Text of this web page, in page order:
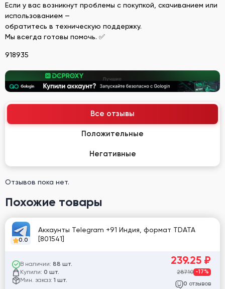
Если у вас возникнут проблемы с покупкой, скачиванием или
использованием —
обратитесь в техническую поддержку.
Мы всегда готовы помочь. ✅
918935
Все отзывы
Положительные
Негативные
Отзывов пока нет.
Похожие товары
0.0
Аккаунты Telegram +91 Индия, формат TDATA
[801541]
В наличии: 88 шт.
Купили: 0 шт.
Мин. заказ: 1 шт.
239.25 ₽
287.10 -17%
0 отзывов